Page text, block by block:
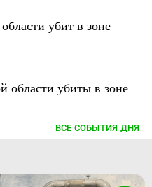
убит в зоне
области убиты в зоне
ВСЕ СОБЫТИЯ ДНЯ